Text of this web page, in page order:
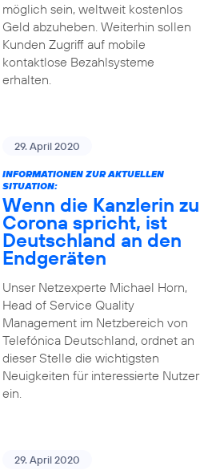
möglich sein, weltweit kostenlos
Geld abzuheben. Weiterhin sollen
Kunden Zugriff auf mobile
kontaktlose Bezahlsysteme
erhalten.
29. April 2020
INFORMATIONEN ZUR AKTUELLEN
SITUATION:
Wenn die Kanzlerin zu
Corona spricht, ist
Deutschland an den
Endgeräten
Unser Netzexperte Michael Horn,
Head of Service Quality
Management im Netzbereich von
Telefónica Deutschland, ordnet an
dieser Stelle die wichtigsten
Neuigkeiten für interessierte Nutzer
ein.
29. April 2020